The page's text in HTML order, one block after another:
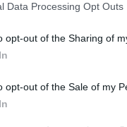
Data Processing Opt Outs
opt-out of the Sharing of
opt-out of the Sale of my
és azt mondta, nincs
kiderült,
kért. Aztán
mondta meg neki,
nagyobb a